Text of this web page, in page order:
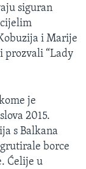
siguran
i Marije
prozvali “Lady
je
2015.
s Balkana
borce
Ćelije u